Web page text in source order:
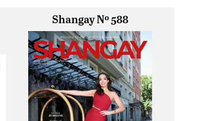
Shangay Nº 588